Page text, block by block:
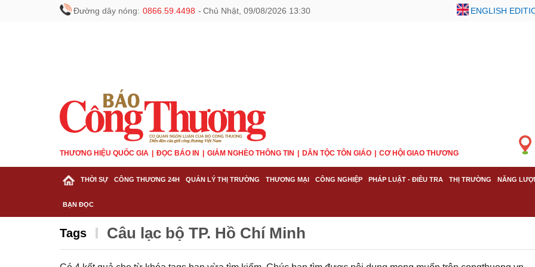
Đường dây nóng: 0866.59.4498 - Chủ Nhật, 09/08/2026 13:30 ENGLISH
THƯƠNG HIỆU QUỐC GIA ĐỌC BÁO IN GIẢM NGHÈO THÔNG TIN DÂN TỘC TÔN GIÁO CƠ HỘI GIAO THƯƠNG
THỜI SỰ CÔNG THƯƠNG 24H QUẢN LÝ THỊ TRƯỜNG THƯƠNG MẠI CÔNG NGHIỆP PHÁP LUẬT - ĐIỀU TRA THỊ TRƯỜNG NĂNG
BẠN ĐỌC
Tags Câu lạc bộ TP. Hồ Chí Minh